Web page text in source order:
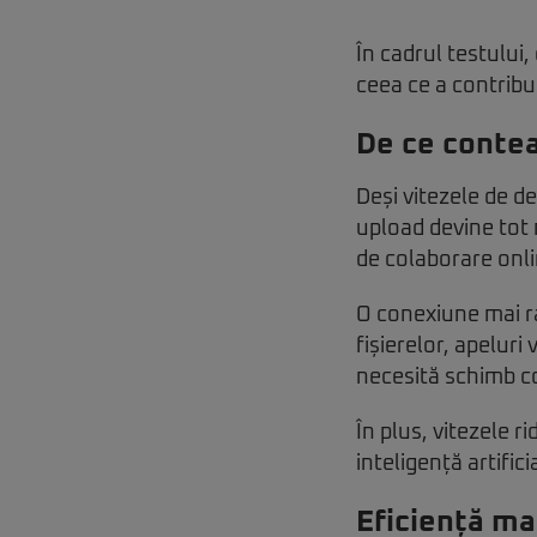
În cadrul
ceea ce a
De ce
Deși vitezele de
upload devine tot
de colaborare
O conexiune mai
fișierelor, apeluri
necesită schimb
În plus, vitezele
inteligență
Eficiență